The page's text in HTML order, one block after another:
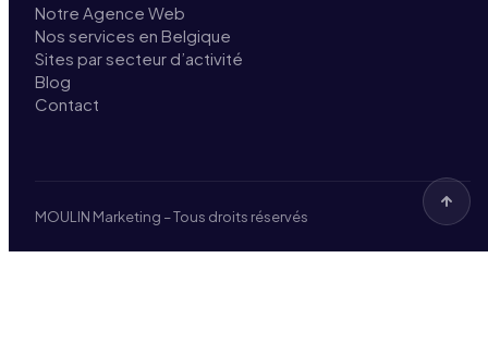
Notre Agence Web
Nos services en Belgique
Sites par secteur d’activité
Blog
Contact
MOULIN Marketing – Tous droits réservés